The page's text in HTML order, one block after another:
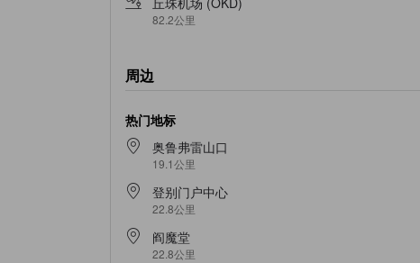
82.2公里
周边
热门地标
奥鲁弗雷山口
19.1公里
登别门户中心
22.8公里
阎魔堂
22.8公里